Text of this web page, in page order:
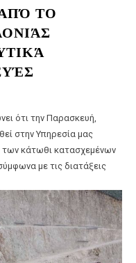
ΤΟ
ότι την Παρασκευή,
στην Υπηρεσία μας
των κάτωθι κατασχεμένων
με τις διατάξεις